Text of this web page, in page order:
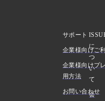
に
つ
い
て
会
サポート
企業様向けご
企業様向けプ
用方法
お問い合わせ